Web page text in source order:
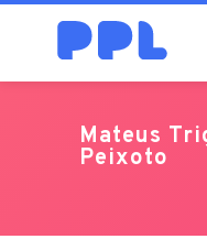
Mateus
Peixoto